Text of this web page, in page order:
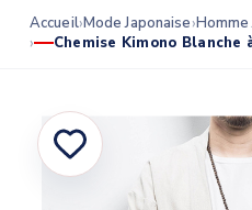
Accueil Mode Japonaise Homme
Chemise Kimono Blanche